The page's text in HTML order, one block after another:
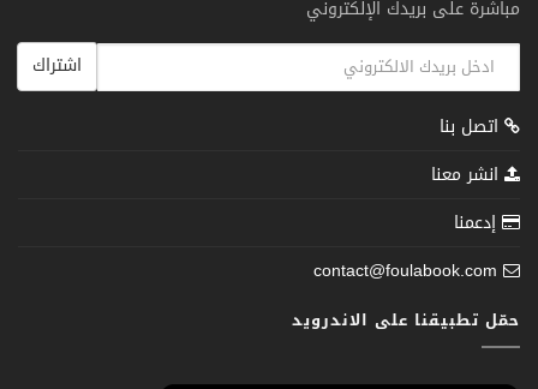
مباشرة على بريدك الإلكتروني
اشتراك
اتصل بنا
انشر معنا
إدعمنا
contact@foulabook.com
حمّل تطبيقنا على الاندرويد